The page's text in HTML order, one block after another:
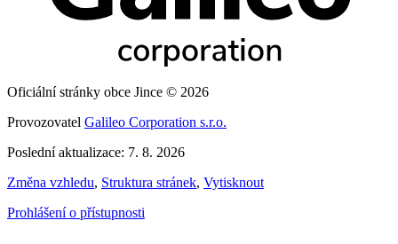
Oficiální stránky obce Jince © 2026
Provozovatel Galileo Corporation s.r.o.
Poslední aktualizace: 7. 8. 2026
Změna vzhledu, Struktura stránek, Vytisknout
Prohlášení o přístupnosti